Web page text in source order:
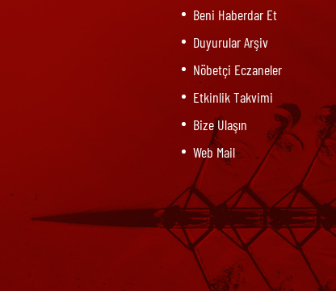
Beni Haberdar Et
Duyurular Arşiv
Nöbetçi Eczaneler
Etkinlik Takvimi
Bize Ulaşın
Web Mail